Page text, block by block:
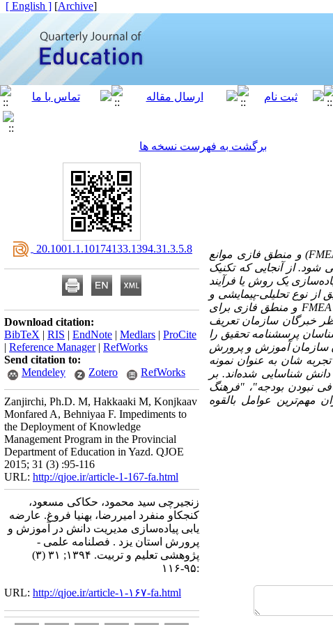
[
Archive
]
[ English ]
برگشت به فهرست نسخه ها
) و منطق فازی موانع
از آنجایی که تکنیک
یک روش یا فرآیند
نوع تحلیلی-پیمایشی و
FMEA و منطق فازی برای
نظر خبرگان سازمان تعریف
پرسشنامه تحقیق را
سازمان آموزش و پرورش
اساس تخصص و تجربه­ شان به عنوان نمونه
شکست مدیریت دانش شناسایی شده‌اند. بر
نبودن بودجه"، "فرهنگ
مهم‌ترین عوامل بالقوه
‎ 20.1001.1.10174133.1394.31.3.5.8
Download citation:
BibTeX | RIS | EndNote | Medlars | ProCite
| Reference Manager| RefWorks
Send citation to:
Mendeley
Zotero RefWorks
Zanjirchi, Ph.D. M, Hakkaaki M, Konjkaav
Monfared A, Behniyaa F. Impediments to
the Deployment of Knowledge
Management Program in the Provincial
Department of Education in Yazd. QJOE
2015; 31 (3) :95-116
URL: http://qjoe.ir/article-1-167-fa.html
زنجیرچی سید محمود، حکاکی مسعود،
کنجکاو منفرد امیررضا، بهنیا فروغ. عارضه
یابی پیاده‌سازی مدیریت دانش در آموزش و
پرورش استان یزد . فصلنامه علمی -
پژوهشی تعلیم و تربیت. ۱۳۹۴; ۳۱ (۳)
:۹۵-۱۱۶
URL: http://qjoe.ir/article-۱-۱۶۷-fa.html